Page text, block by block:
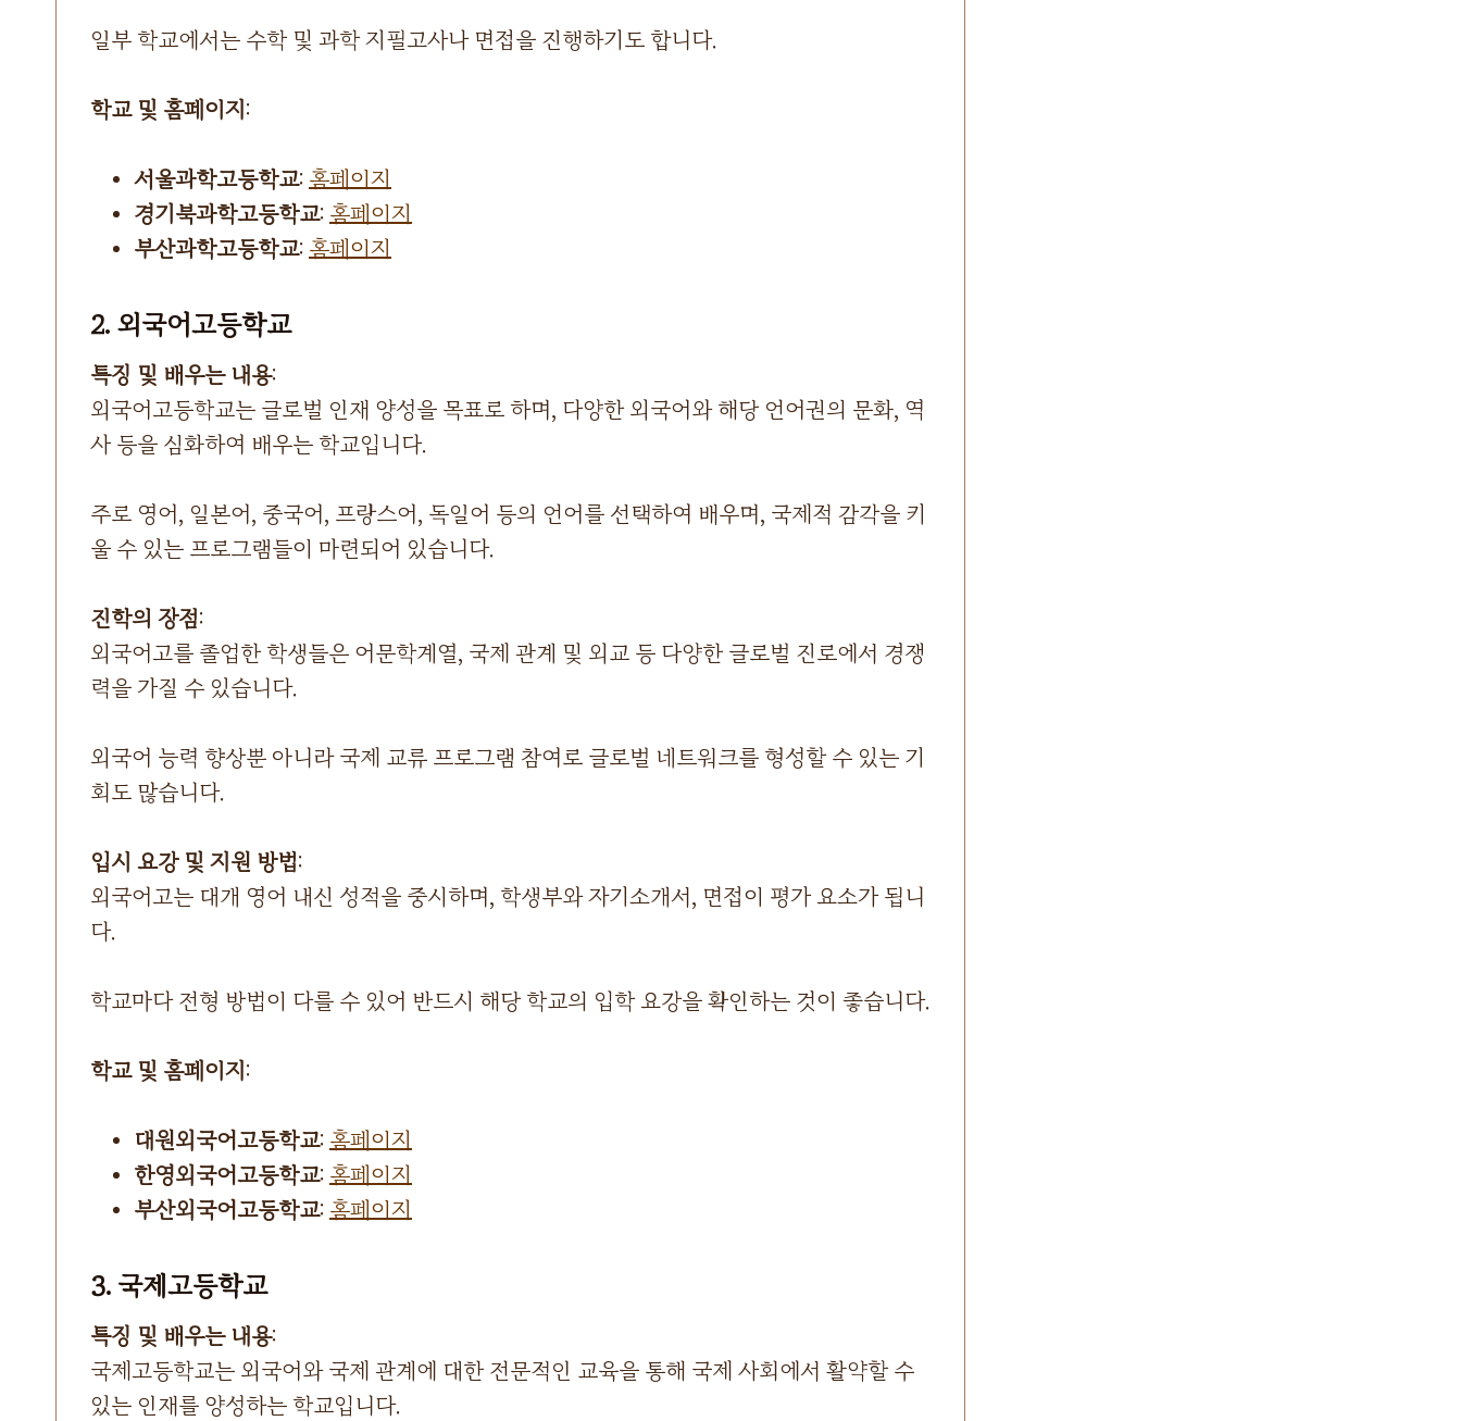
일부 학교에서는 수학 및 과학 지필고사나 면접을 진행하기도 합니다.
학교 및 홈페이지:
서울과학고등학교: 홈페이지
경기북과학고등학교: 홈페이지
부산과학고등학교: 홈페이지
2. 외국어고등학교
특징 및 배우는 내용:
외국어고등학교는 글로벌 인재 양성을 목표로 하며, 다양한 외국어와 해당 언어권의 문화, 역
사 등을 심화하여 배우는 학교입니다.
주로 영어, 일본어, 중국어, 프랑스어, 독일어 등의 언어를 선택하여 배우며, 국제적 감각을 키
울 수 있는 프로그램들이 마련되어 있습니다.
진학의 장점:
외국어고를 졸업한 학생들은 어문학계열, 국제 관계 및 외교 등 다양한 글로벌 진로에서 경쟁
력을 가질 수 있습니다.
외국어 능력 향상뿐 아니라 국제 교류 프로그램 참여로 글로벌 네트워크를 형성할 수 있는 기
회도 많습니다.
입시 요강 및 지원 방법:
외국어고는 대개 영어 내신 성적을 중시하며, 학생부와 자기소개서, 면접이 평가 요소가 됩니
다.
학교마다 전형 방법이 다를 수 있어 반드시 해당 학교의 입학 요강을 확인하는 것이 좋습니다.
학교 및 홈페이지:
대원외국어고등학교: 홈페이지
한영외국어고등학교: 홈페이지
부산외국어고등학교: 홈페이지
3. 국제고등학교
특징 및 배우는 내용:
국제고등학교는 외국어와 국제 관계에 대한 전문적인 교육을 통해 국제 사회에서 활약할 수
있는 인재를 양성하는 학교입니다.